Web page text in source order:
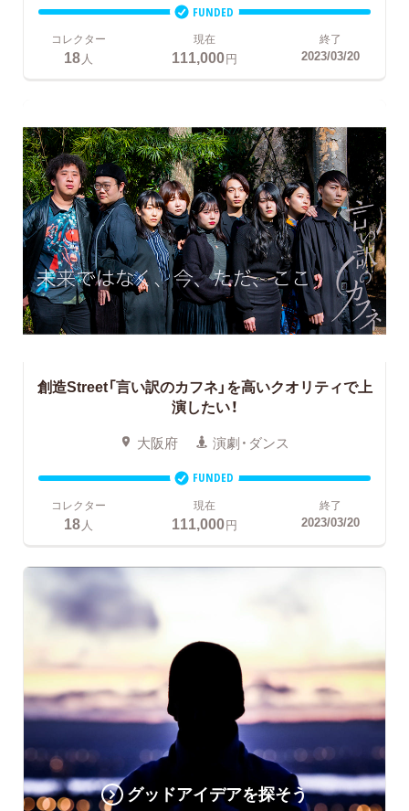
FUNDED
コレクター
18人
現在
111,000円
終了
2023/03/20
創造Street「言い訳のカフネ」を高いクオリティで上
演したい！
大阪府 演劇・ダンス
FUNDED
コレクター
18 人
現在
111,000円
終了
2023/03/20
グッドアイデアを探そう